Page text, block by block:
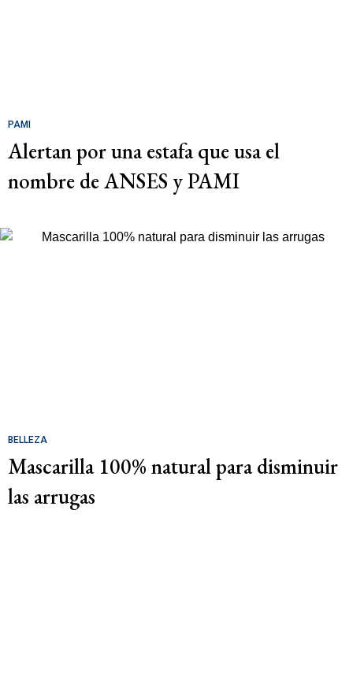
PAMI
Alertan por una estafa que usa el
nombre de ANSES y PAMI
BELLEZA
Mascarilla 100% natural para disminuir
las arrugas